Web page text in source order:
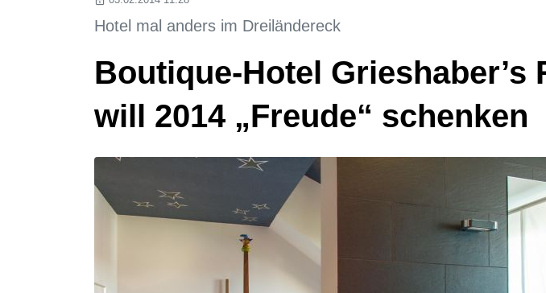
Hotel mal anders im Dreiländereck
Boutique-Hotel
will 2014 „Freude“ schenken